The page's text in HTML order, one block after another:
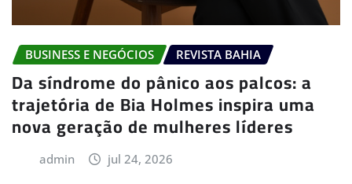
BUSINESS E NEGÓCIOS REVISTA BAHIA
Da síndrome do pânico aos palcos: a
trajetória de Bia Holmes inspira uma
nova geração de mulheres líderes
admin jul 24, 2026